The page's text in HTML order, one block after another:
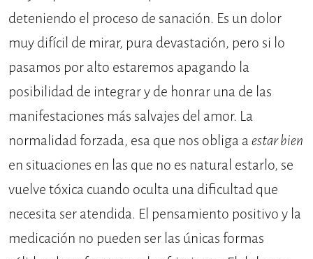
deteniendo el proceso de sanación. Es un dolor
muy difícil de mirar, pura devastación, pero si lo
pasamos por alto estaremos apagando la
posibilidad de integrar y de honrar una de las
manifestaciones más salvajes del amor. La
normalidad forzada, esa que nos obliga aestar bien
en situaciones en las que no es natural estarlo, se
vuelve tóxica cuando oculta una dificultad que
necesita ser atendida. El pensamiento positivo y la
medicación no pueden ser las únicas formas